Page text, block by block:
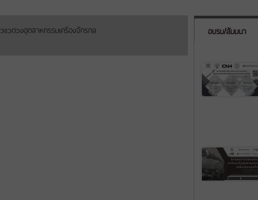
แวดวงอุตสาหกรรมเครื่องจักรกล
อบรม/สัมมนา